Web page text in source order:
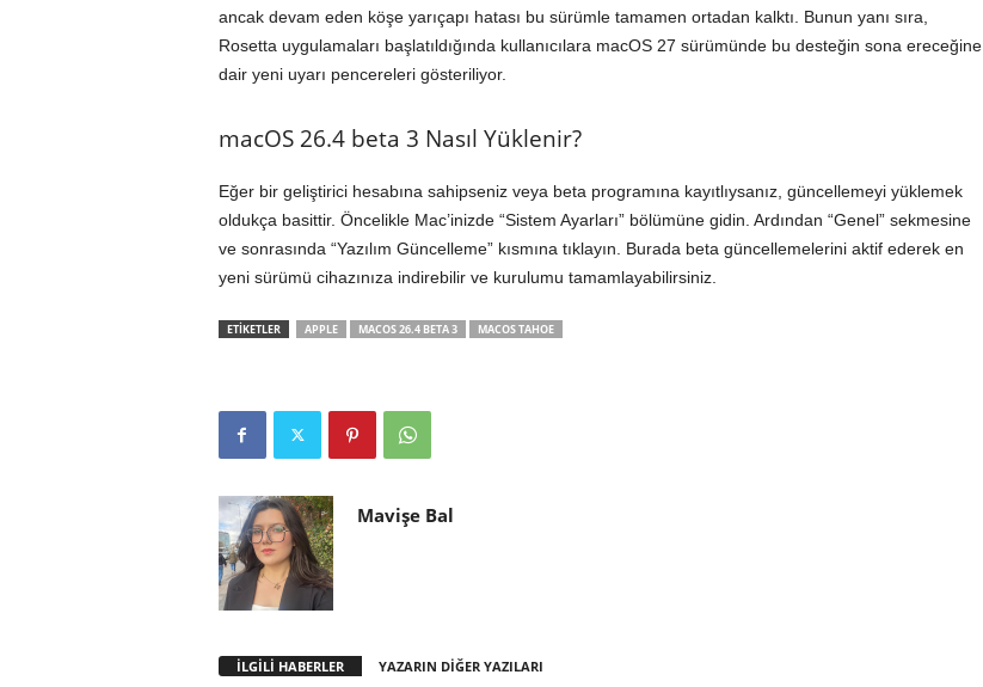
ancak devam eden köşe yarıçapı hatası bu sürümle tamamen ortadan kalktı. Bunun yanı sıra,
Rosetta uygulamaları başlatıldığında kullanıcılara macOS 27 sürümünde bu desteğin sona ereceğine
dair yeni uyarı pencereleri gösteriliyor.
macOS 26.4 beta 3 Nasıl Yüklenir?
Eğer bir geliştirici hesabına sahipseniz veya beta programına kayıtlıysanız, güncellemeyi yüklemek
oldukça basittir. Öncelikle Mac’inizde “Sistem Ayarları” bölümüne gidin. Ardından “Genel” sekmesine
ve sonrasında “Yazılım Güncelleme” kısmına tıklayın. Burada beta güncellemelerini aktif ederek en
yeni sürümü cihazınıza indirebilir ve kurulumu tamamlayabilirsiniz.
ETİKETLER APPLE MACOS 26.4 BETA 3 MACOS TAHOE
Mavişe Bal
İLGİLİ HABERLER YAZARIN DİĞER YAZILARI